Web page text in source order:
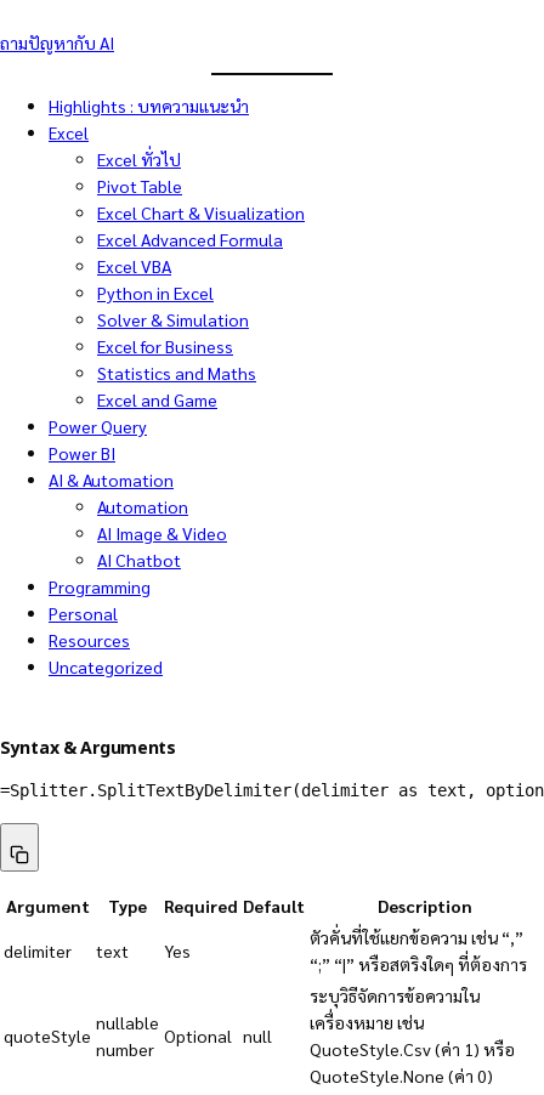
ถามปัญหากับ AI
Highlights : บทความแนะนำ
Excel
Excel ทั่วไป
Pivot Table
Excel Chart & Visualization
Excel Advanced Formula
Excel VBA
Python in Excel
Solver & Simulation
Excel for Business
Statistics and Maths
Excel and Game
Power Query
Power BI
AI & Automation
Automation
AI Image & Video
AI Chatbot
Programming
Personal
Resources
Uncategorized
Syntax & Arguments
=Splitter.SplitTextByDelimiter(delimiter as text,
Argument Type Required Default Description
delimiter text Yes
ตัวคั่นที่ใช้แยกข้อความ เช่น “,”
“;” “|” หรือสตริงใดๆ ที่ต้องการ
quoteStyle
nullable
number
Optional null
ระบุวิธีจัดการข้อความใน
เครื่องหมาย เช่น
QuoteStyle.Csv (ค่า 1) หรือ
QuoteStyle.None (ค่า 0)